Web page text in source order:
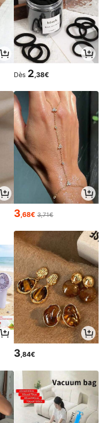
Dès 2 ,38€
3,68€ 3,71€
3,84€